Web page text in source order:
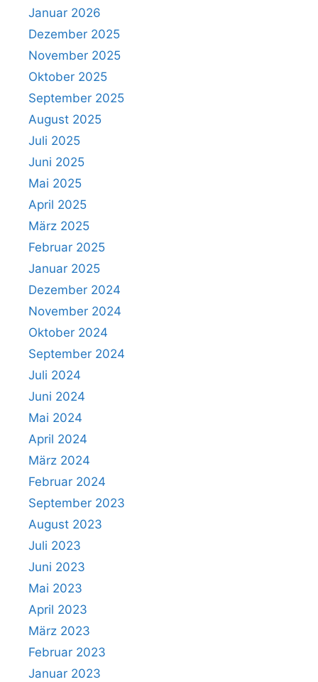
Januar 2026
Dezember 2025
November 2025
Oktober 2025
September 2025
August 2025
Juli 2025
Juni 2025
Mai 2025
April 2025
März 2025
Februar 2025
Januar 2025
Dezember 2024
November 2024
Oktober 2024
September 2024
Juli 2024
Juni 2024
Mai 2024
April 2024
März 2024
Februar 2024
September 2023
August 2023
Juli 2023
Juni 2023
Mai 2023
April 2023
März 2023
Februar 2023
Januar 2023